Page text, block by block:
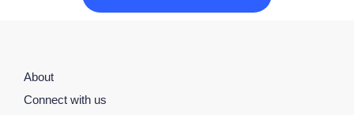
About
Connect with us